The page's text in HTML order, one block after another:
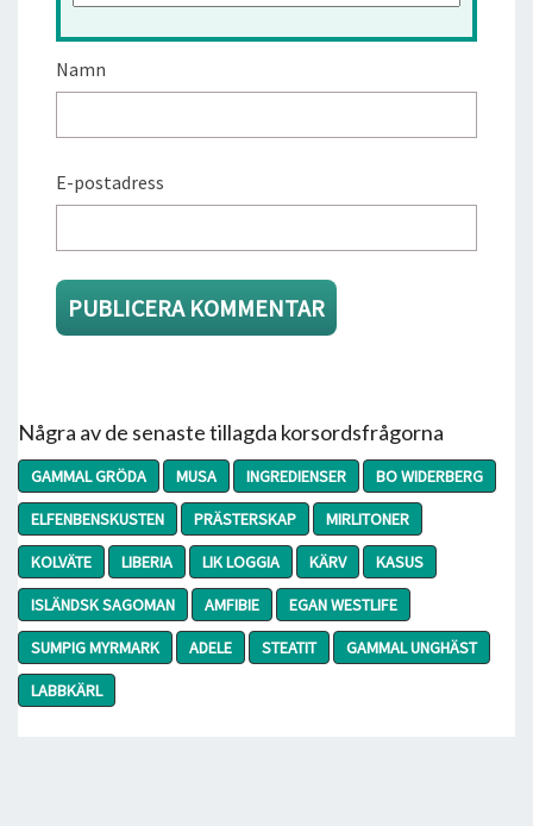
Namn
E-postadress
Några av de senaste tillagda korsordsfrågorna
GAMMAL GRÖDA MUSA INGREDIENSER
BO WIDERBERG
ELFENBENSKUSTEN
PRÄSTERSKAP
MIRLITONER
KOLVÄTE
LIBERIA LIK LOGGIA KÄRV
KASUS
ISLÄNDSK SAGOMAN
AMFIBIE
EGAN WESTLIFE
SUMPIG MYRMARK
ADELE STEATIT
GAMMAL UNGHÄST
LABBKÄRL